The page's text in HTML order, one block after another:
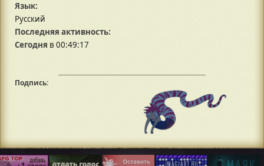
Язык:
Русский
Последняя активность:
Сегодня в 00:49:17
Подпись: